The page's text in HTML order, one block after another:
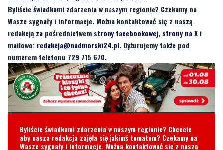
Byliście świadkami zdarzenia w naszym regionie? Czekamy na
Wasze sygnały i informacje. Można kontaktować się z naszą
redakcją za pośrednictwem strony facebookowej, strony na X i
mailowo: redakcja@nadmorski24.pl. Dyżurujemy także pod
numerem telefonu 729 715 670.
Byliście świadkami zdarzenia w naszym regionie? Chcecie
aby nasza redakcja zajęła się jakimś tematem? Czekamy na
Wasze sygnały i informacje. Można kontaktować się z naszą